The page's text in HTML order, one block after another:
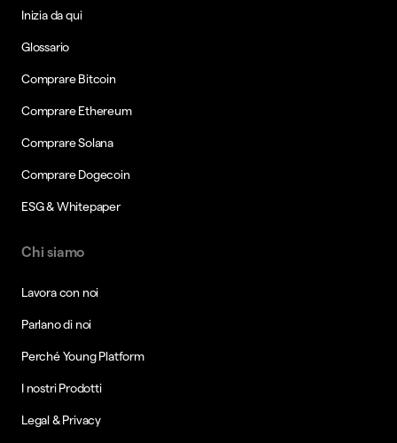
Inizia da qui
Glossario
Comprare Bitcoin
Comprare Ethereum
Comprare Solana
Comprare Dogecoin
ESG & Whitepaper
Chi siamo
Lavora con noi
Parlano di noi
Perché Young Platform
I nostri Prodotti
Legal & Privacy